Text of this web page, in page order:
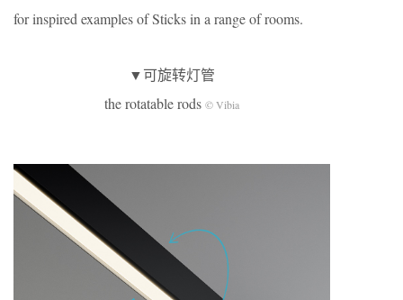
for inspired examples of Sticks in a range of rooms.
▼可旋转灯管
the rotatable rods © Vibia